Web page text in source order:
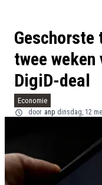
Geschorste
twee
DigiD-deal
Economie
door anp dinsdag, 12